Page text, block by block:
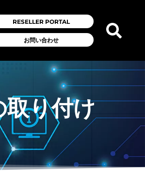
RESELLER PORTAL
お問い合わせ
り付け